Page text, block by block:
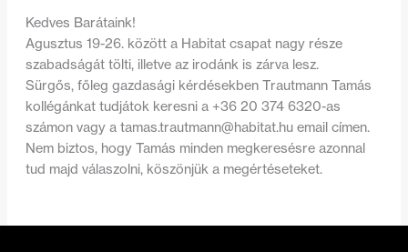
Kedves Barátaink!
Agusztus 19-26. között a Habitat csapat nagy része
szabadságát tölti, illetve az irodánk is zárva lesz.
Sürgős, főleg gazdasági kérdésekben Trautmann Tamás
kollégánkat tudjátok keresni a +36 20 374 6320-as
számon vagy a tamas.trautmann@habitat.huemail címen.
Nem biztos, hogy Tamás minden megkeresésre azonnal
tud majd válaszolni, köszönjük a megértéseteket.